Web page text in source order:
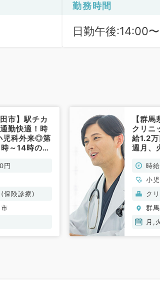
勤務時間
日勤午後:14:00
市】駅チカ
勤快適！時
児科外来◎第
～14時のご
非常勤）
円
保険診療)
【群
クリニ
給1.2
週月、
制クリ
常勤）
時
小
ク
群
月,